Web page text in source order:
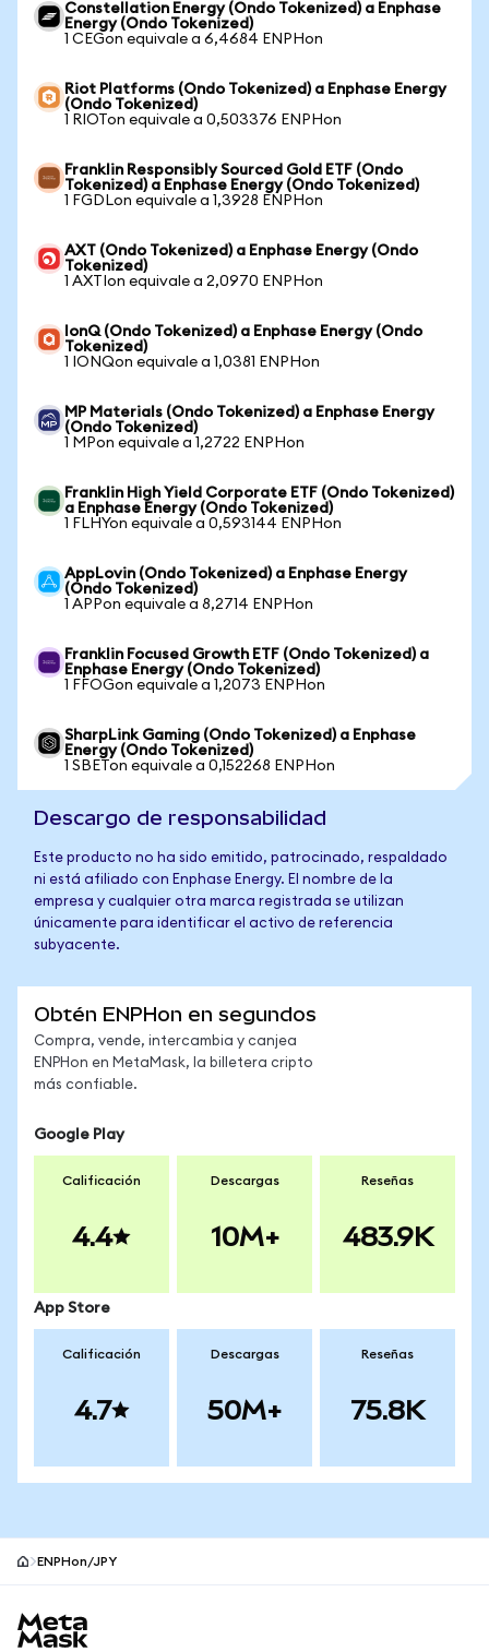
Constellation Energy (Ondo Tokenized) a Enphase
Energy (Ondo Tokenized)
1 CEGon equivale a 6,4684 ENPHon
Riot Platforms (Ondo Tokenized) a Enphase Energy
(Ondo Tokenized)
1 RIOTon equivale a 0,503376 ENPHon
Franklin Responsibly Sourced Gold ETF (Ondo
Tokenized) a Enphase Energy (Ondo Tokenized)
1 FGDLon equivale a 1,3928 ENPHon
AXT (Ondo Tokenized) a Enphase Energy (Ondo
Tokenized)
1 AXTIon equivale a 2,0970 ENPHon
IonQ (Ondo Tokenized) a Enphase Energy (Ondo
Tokenized)
1 IONQon equivale a 1,0381 ENPHon
MP Materials (Ondo Tokenized) a Enphase Energy
(Ondo Tokenized)
1 MPon equivale a 1,2722 ENPHon
Franklin High Yield Corporate ETF (Ondo Tokenized)
a Enphase Energy (Ondo Tokenized)
1 FLHYon equivale a 0,593144 ENPHon
AppLovin (Ondo Tokenized) a Enphase Energy
(Ondo Tokenized)
1 APPon equivale a 8,2714 ENPHon
Franklin Focused Growth ETF (Ondo Tokenized) a
Enphase Energy (Ondo Tokenized)
1 FFOGon equivale a 1,2073 ENPHon
SharpLink Gaming (Ondo Tokenized) a Enphase
Energy (Ondo Tokenized)
1 SBETon equivale a 0,152268 ENPHon
Descargo de responsabilidad
Este producto no ha sido emitido, patrocinado, respaldado
ni está afiliado con Enphase Energy. El nombre de la
empresa y cualquier otra marca registrada se utilizan
únicamente para identificar el activo de referencia
subyacente.
Obtén ENPHon en segundos
Compra, vende, intercambia y canjea
ENPHon en MetaMask, la billetera cripto
más confiable.
Google Play
Calificación
4.4
Descargas
10M+
Reseñas
483.9K
App Store
Calificación
4.7
Descargas
50M+
Reseñas
75.8K
ENPHon/JPY